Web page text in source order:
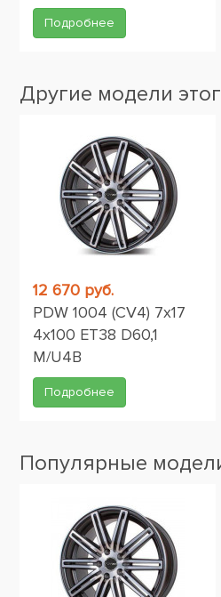
Подробнее
Другие модели
12 670 руб.
PDW 1004 (CV4) 7x17
4x100 ET38 D60,1
M/U4B
Подробнее
Популярные